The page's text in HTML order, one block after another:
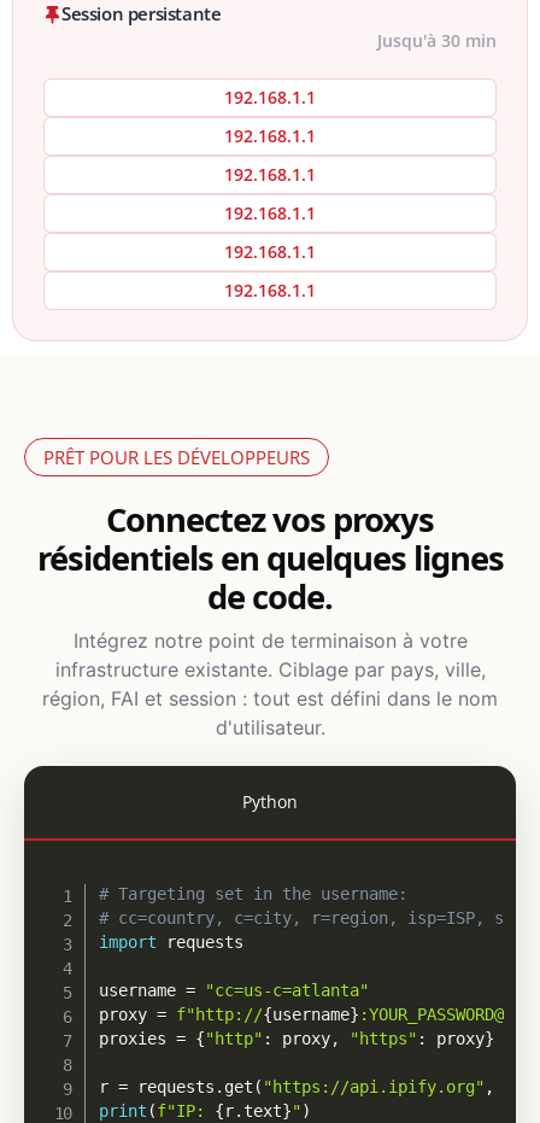
Session persistante
Jusqu'à 30 min
192.168.1.1
192.168.1.1
192.168.1.1
192.168.1.1
192.168.1.1
192.168.1.1
PRÊT POUR LES DÉVELOPPEURS
Connectez vos proxys
résidentiels en quelques lignes
de code.
Intégrez notre point de terminaison à votre
infrastructure existante. Ciblage par pays, ville,
région, FAI et session : tout est défini dans le nom
d'utilisateur.
Python
# Targeting set in the username:
# cc=country, c=city, r=region, isp=ISP,
import requests
username =
"cc=us-c=atlanta"
proxy = f"http://{username}
proxies = {"http" : proxy, "https" : proxy}
r = requests . get ( "https://api.ipify.org" ,
print (f"IP: {r.text}")